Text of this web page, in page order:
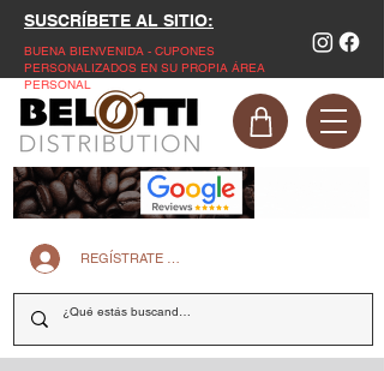
SUSCRÍBETE AL SITIO:
BUENA BIENVENIDA - CUPONES
PERSONALIZADOS EN SU PROPIA ÁREA
PERSONAL
REGÍSTRATE EN LA PÁGINA WEB